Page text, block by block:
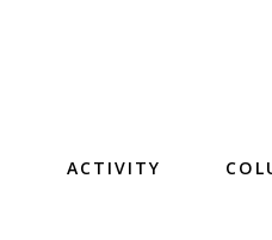
ACTIVITY